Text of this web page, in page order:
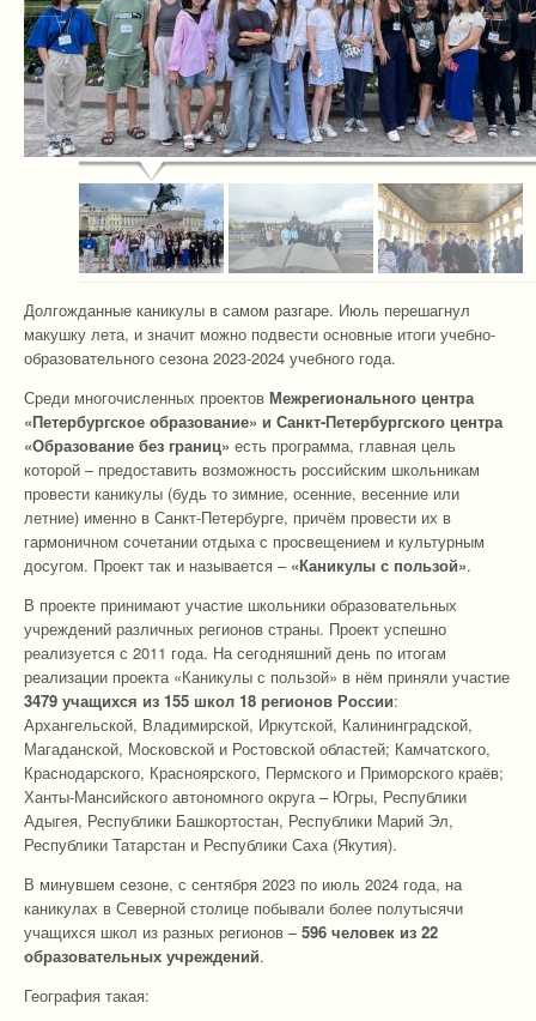
Долгожданные каникулы в самом разгаре. Июль перешагнул
макушку лета, и значит можно подвести основные итоги учебно-
образовательного сезона 2023-2024 учебного года.
Среди многочисленных проектов Межрегионального центра
«Петербургское образование» и Санкт-Петербургского центра
«Образование без границ» есть программа, главная цель
которой – предоставить возможность российским школьникам
провести каникулы (будь то зимние, осенние, весенние или
летние) именно в Санкт-Петербурге, причём провести их в
гармоничном сочетании отдыха с просвещением и культурным
досугом. Проект так и называется – «Каникулы с пользой».
В проекте принимают участие школьники образовательных
учреждений различных регионов страны. Проект успешно
реализуется с 2011 года. На сегодняшний день по итогам
реализации проекта «Каникулы с пользой» в нём приняли участие
3479 учащихся из 155 школ 18 регионов России:
Архангельской, Владимирской, Иркутской, Калининградской,
Магаданской, Московской и Ростовской областей; Камчатского,
Краснодарского, Красноярского, Пермского и Приморского краёв;
Ханты-Мансийского автономного округа – Югры, Республики
Адыгея, Республики Башкортостан, Республики Марий Эл,
Республики Татарстан и Республики Саха (Якутия).
В минувшем сезоне, с сентября 2023 по июль 2024 года, на
каникулах в Северной столице побывали более полутысячи
учащихся школ из разных регионов –596 человек из 22
образовательных учреждений.
География такая: